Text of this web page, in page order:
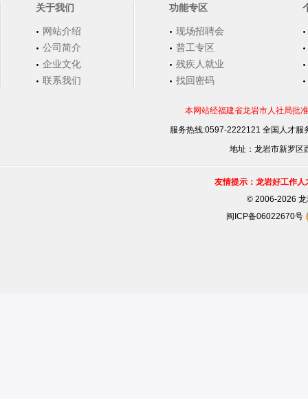
关于我们
网站介绍
公司简介
企业文化
联系我们
功能专区
现场招聘会
普工专区
残疾人就业
找回密码
本网站经福建省龙岩市人社局批
服务热线:0597-2222121 全国人才
地址：龙岩市新罗区
友情提示：龙岩好工作
©2006-2026 龙
闽ICP备06022670号